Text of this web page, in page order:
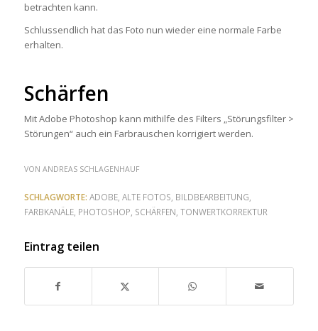
betrachten kann.
Schlussendlich hat das Foto nun wieder eine normale Farbe
erhalten.
Schärfen
Mit Adobe Photoshop kann mithilfe des Filters „Störungsfilter >
Störungen“ auch ein Farbrauschen korrigiert werden.
VON ANDREAS SCHLAGENHAUF
SCHLAGWORTE: ADOBE, ALTE FOTOS BILDBEARBEITUNG
FARBKANÄLE, PHOTOSHOP SCHÄRFEN TONWERTKORREKTUR
Eintrag teilen